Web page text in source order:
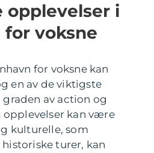
opplevelser i
for voksne
for voksne kan
en av de viktigste
av action og
opplevelser kan være
kulturelle, som
turer, kan